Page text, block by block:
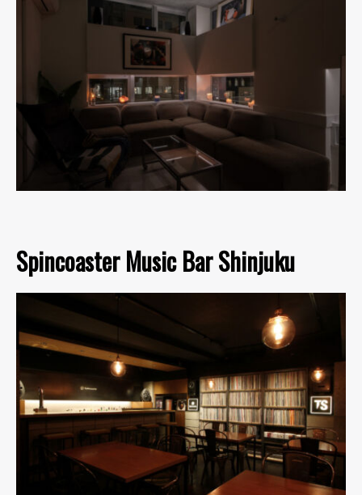
Spincoaster Music Bar Shinjuku